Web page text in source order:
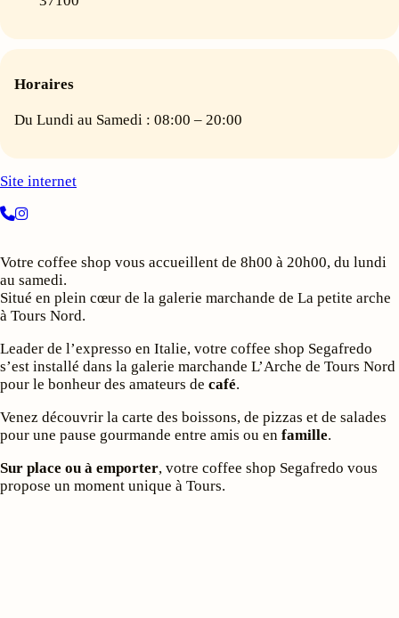
Horaires
Du Lundi au Samedi : 08:00 – 20:00
Site internet
Votre coffee shop vous accueillent de 8h00 à 20h00, du lundi
au samedi.
Situé en plein cœur de la galerie marchande de La petite arche
à Tours Nord.
Leader de l’expresso en Italie, votre coffee shop Segafredo
s’est installé dans la galerie marchande L’Arche de Tours Nord
pour le bonheur des amateurs de café.
Venez découvrir la carte des boissons, de pizzas et de salades
pour une pause gourmande entre amis ou en famille.
Sur place ou à emporter, votre coffee shop Segafredo vous
propose un moment unique à Tours.